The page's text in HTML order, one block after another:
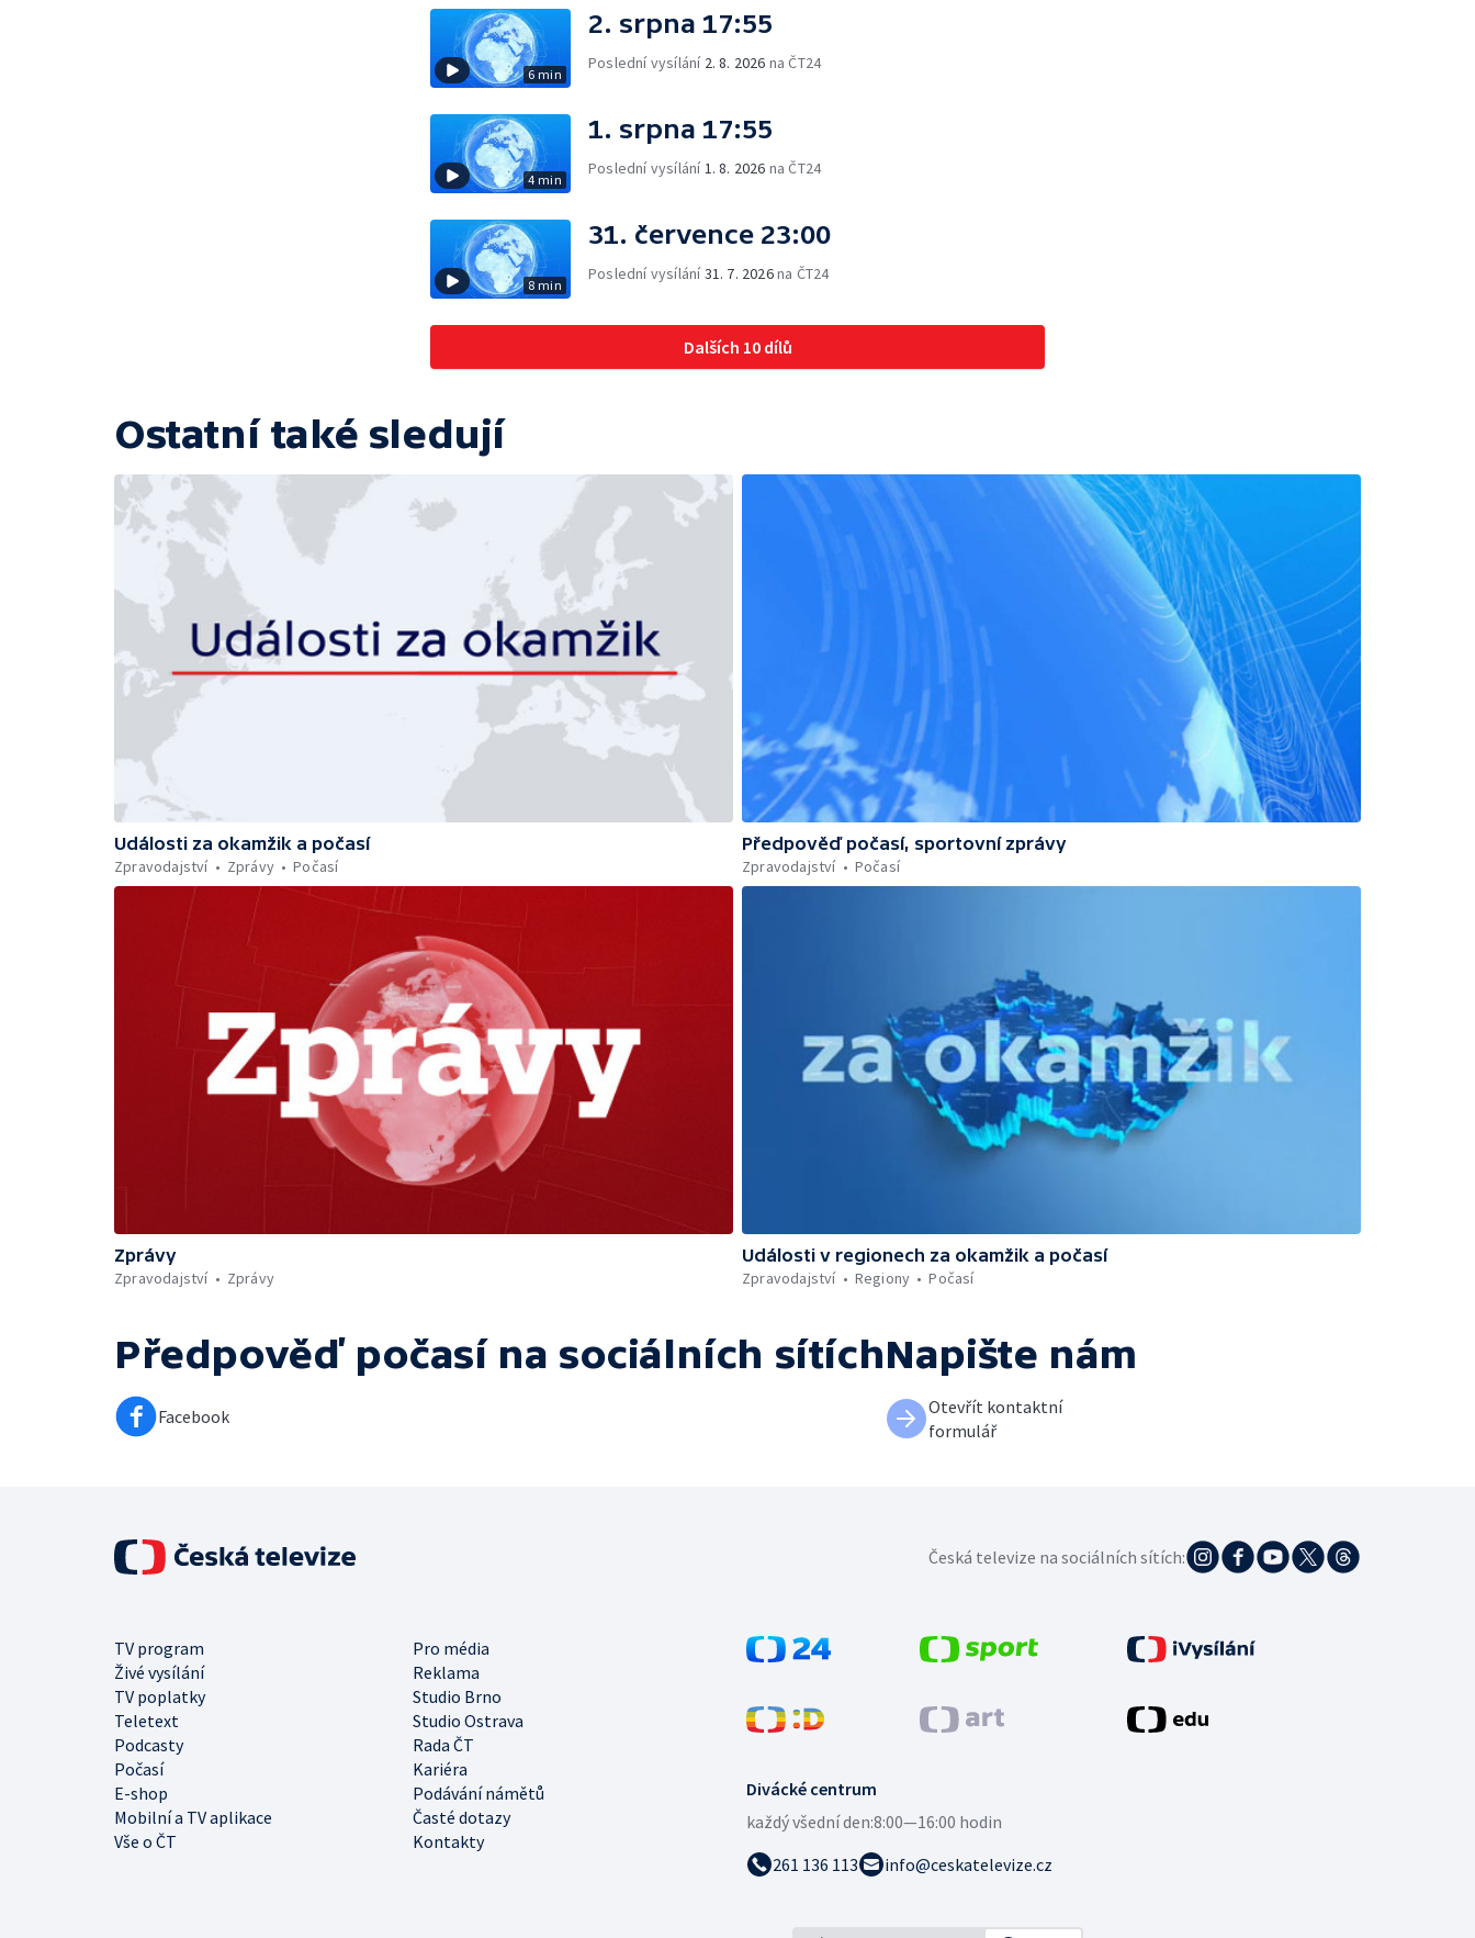
6 min
2. srpna 17:55
Poslední vysílání 2. 8. 2026 na ČT24
4 min
1. srpna 17:55
Poslední vysílání 1. 8. 2026 na ČT24
8 min
31. července 23:00
Poslední vysílání31. 7. 2026na ČT24
Dalších 10 dílů
Ostatní také sledují
Události za okamžik a počasí
Zpravodajství
Zprávy Počasí
Předpověď počasí, sportovní zprávy
Zpravodajství
Počasí
Zprávy
Zpravodajství
Zprávy
Události v regionech za okamžik a počasí
Zpravodajství
Regiony Počasí
Předpověď počasí na sociálních sítích
Facebook
Napište nám
Otevřít kontaktní
formulář
Divácké centrum
každý všední den:8:00—16:00 hodin
261 136 113
info@ceskatelevize.cz
TV program
Pro média
Živé vysílání
Reklama
TV poplatky
Studio Brno
Teletext
Studio Ostrava
Podcasty
Rada ČT
Počasí
Kariéra
E-shop
Podávání námětů
Mobilní a TV aplikace
Časté dotazy
Vše o ČT
Kontakty
Česká televize na sociálních sítích: